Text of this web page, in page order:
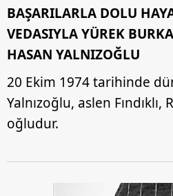
BAŞARILARLA DOLU
VEDASIYLA YÜREK
HASAN YALNIZOĞLU
20 Ekim 1974 tarihinde
Yalnızoğlu, aslen
oğludur.